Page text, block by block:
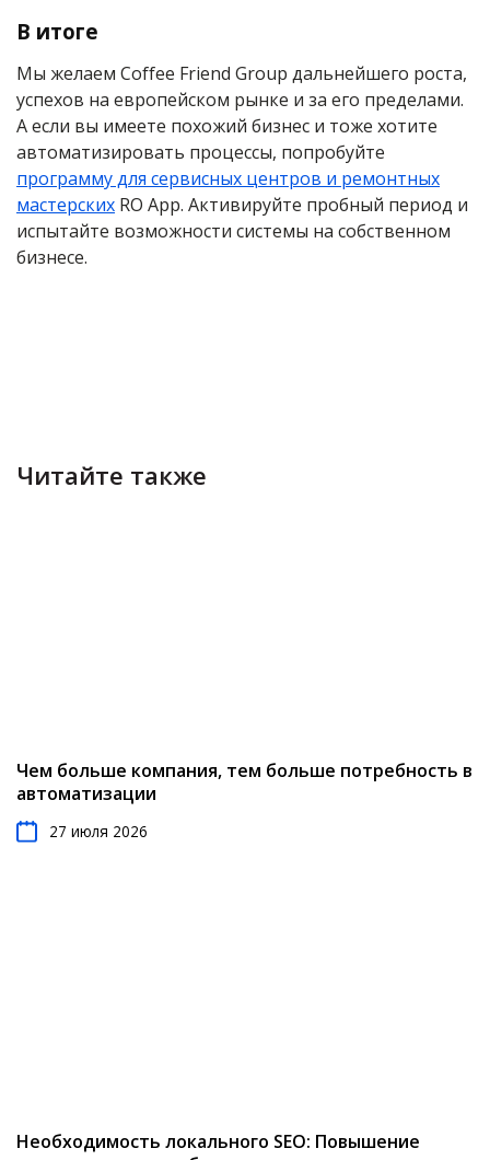
В итоге
Мы желаем Coffee Friend Group дальнейшего роста,
успехов на европейском рынке и за его пределами.
А если вы имеете похожий бизнес и тоже хотите
автоматизировать процессы, попробуйте
программу для сервисных центров и ремонтных
мастерских RO App. Активируйте пробный период и
испытайте возможности системы на собственном
бизнесе.
Читайте также
Чем больше компания, тем больше потребность в
автоматизации
27 июля 2026
Необходимость локального SEO: Повышение